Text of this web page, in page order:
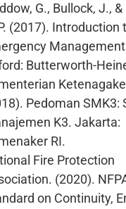
G., Bullock, J.,
(2017). Introduction
Butterworth-
Pedoman SMK3:
K3. Jakarta:
RI.
Fire Protection
(2020).
on Continuity,